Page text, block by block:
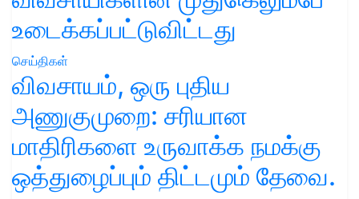
உடைக்கப்பட்டுவிட்டது
செய்திகள்
விவசாயம், ஒரு புதிய
அணுகுமுறை: சரியான
மாதிரிகளை உருவாக்க நமக்கு
ஒத்துழைப்பும் திட்டமும் தேவை.